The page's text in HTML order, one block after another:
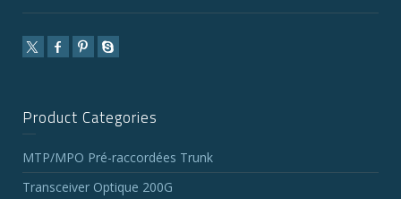
Product Categories
MTP/MPO Pré-raccordées Trunk
Transceiver Optique 200G